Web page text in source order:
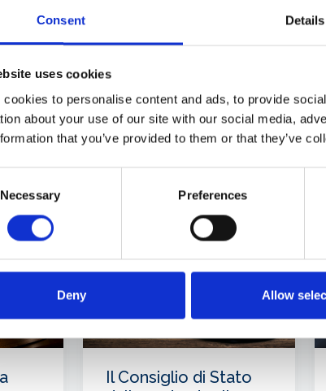
Consent Details
uses cookies
cookies to personalise content and ads, to provide
about your use of our site with our social media,
that you’ve provided to them or that they’ve
Necessary Preferences
Deny Allow
MESE
Il Consiglio di Stato